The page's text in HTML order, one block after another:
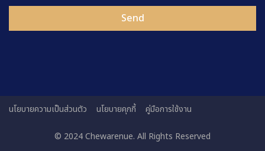
Send
นโยบายความเป็นส่วนตัว นโยบายคุกกี้ คู่มือการใช้งาน
© 2024 Chewarenue. All Rights Reserved